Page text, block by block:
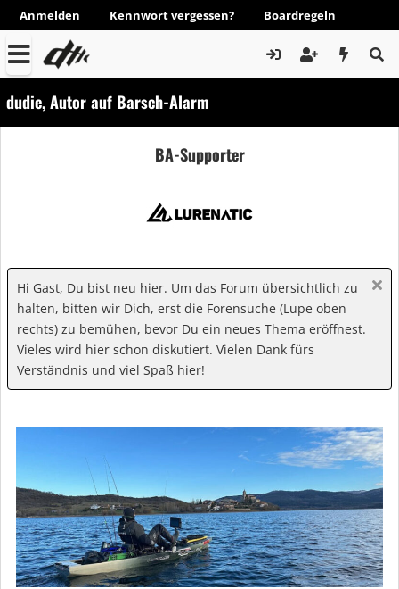
Anmelden Kennwort vergessen? Boardregeln
dudie, Autor auf Barsch-Alarm
BA-Supporter
Hi Gast, Du bist neu hier. Um das Forum übersichtlich zu
halten, bitten wir Dich, erst die Forensuche (Lupe oben
rechts) zu bemühen, bevor Du ein neues Thema eröffnest.
Vieles wird hier schon diskutiert. Vielen Dank fürs
Verständnis und viel Spaß hier!